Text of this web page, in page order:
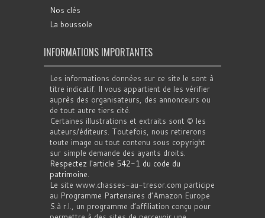
Nos clés
La boussole
INFORMATIONS IMPORTANTES
Les informations données sur ce site le sont à
titre indicatif. Il vous appartient de les vérifier
auprès des organisateurs, des annonceurs ou
de tout autre tiers cité.
Certaines illustrations et extraits sont © les
auteurs/éditeurs. Toutefois, nous retirerons
toute image ou tout contenu sous copyright
sur simple demande des ayants droits.
Respectez l'article 542-1 du code du
patrimoine.
Le site www.chasses-au-tresor.com participe
au Programme Partenaires d’Amazon Europe
S.à r.l., un programme d’affiliation conçu pour